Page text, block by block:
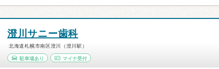
澄川サニー歯科
北海道札幌市南区澄川（澄川駅）
駐車場あり マイナ受付